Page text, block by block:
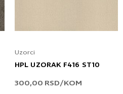
Uzorci
HPL UZORAK F416 ST10
300,00 RSD/KOM